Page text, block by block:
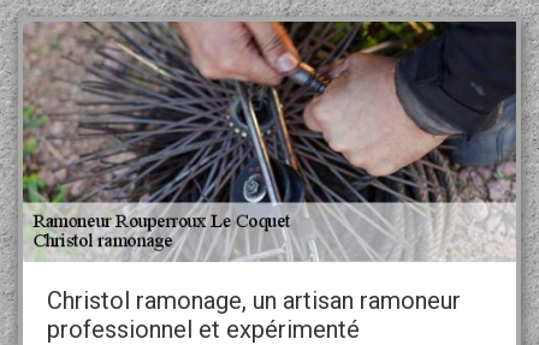
Christol ramonage, un artisan ramoneur
professionnel et expérimenté